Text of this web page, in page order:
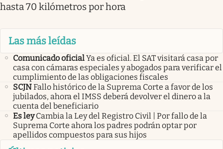
hasta 70 kilómetros por hora
Las más leídas
Comunicado oficialYa es oficial. El SAT visitará casa por
casa con cámaras especiales y abogados para verificar el
cumplimiento de las obligaciones fiscales
SCJNFallo histórico de la Suprema Corte a favor de los
jubilados, ahora el IMSS deberá devolver el dinero a la
cuenta del beneficiario
Es ley Cambia la Ley del Registro Civil | Por fallo de la
Suprema Corte ahora los padres podrán optar por
apellidos compuestos para sus hijos